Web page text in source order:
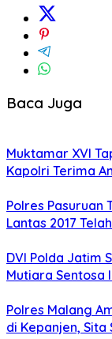
Baca Juga
Muktamar XVI
Kapolri Terima
Polres Pasuruan
Lantas 2017
DVI Polda Jatim
Mutiara Sentosa
Polres Malang
di Kepanjen, Sita